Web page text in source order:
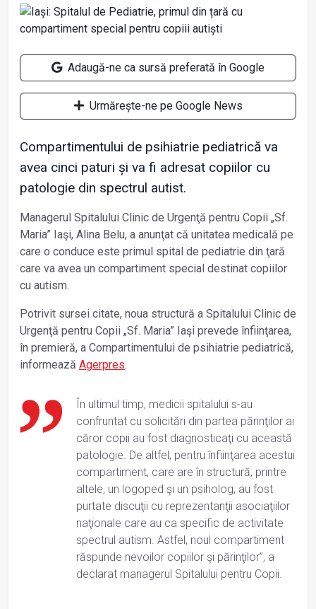
Adaugă-ne ca sursă preferată în Google
Urmărește-ne pe Google News
Compartimentului de psihiatrie pediatrică va
avea cinci paturi şi va fi adresat copiilor cu
patologie din spectrul autist.
Managerul Spitalului Clinic de Urgenţă pentru Copii „Sf.
Maria” Iaşi, Alina Belu, a anunţat că unitatea medicală pe
care o conduce este primul spital de pediatrie din ţară
care va avea un compartiment special destinat copiilor
cu autism.
Potrivit sursei citate, noua structură a Spitalului Clinic de
Urgenţă pentru Copii „Sf. Maria” Iaşi prevede înfiinţarea,
în premieră, a Compartimentului de psihiatrie pediatrică,
informează Agerpres.
În ultimul timp, medicii spitalului s-au
confruntat cu solicitări din partea părinţilor ai
căror copii au fost diagnosticaţi cu această
patologie. De altfel, pentru înfiinţarea acestui
compartiment, care are în structură, printre
altele, un logoped şi un psiholog, au fost
purtate discuţii cu reprezentanţii asociaţiilor
naţionale care au ca specific de activitate
spectrul autism. Astfel, noul compartiment
răspunde nevoilor copiilor şi părinţilor”, a
declarat managerul Spitalului pentru Copii.